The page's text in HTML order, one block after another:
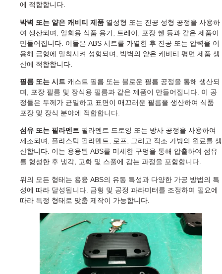
에 적합합니다.
박벽 또는 얕은 캐비티 제품 열성형 또는 진공 성형 공정을 사용하
여 생산되며, 일회용 식품 용기, 트레이, 포장 쉘 등과 같은 제품이
만들어집니다. 이들은 ABS 시트를 가열한 후 진공 또는 압력을 이
용해 금형에 밀착시켜 성형되며, 박벽의 얕은 캐비티 평면 제품 생
산에 적합합니다.
필름 또는 시트 캐스트 필름 또는 블로운 필름 공정을 통해 생산되
며, 포장 필름 및 장식용 필름과 같은 제품이 만들어집니다. 이 공
정들은 두께가 균일하고 표면이 매끄러운 필름을 생산하여 식품
포장 및 장식 분야에 적합합니다.
섬유 또는 필라멘트 필라멘트 드로잉 또는 방사 공정을 사용하여
제조되며, 플라스틱 필라멘트, 로프, 그리고 직조 가방의 원료를 생
산합니다. 이는 용융된 ABS를 미세한 구멍을 통해 압출하여 섬유
를 형성한 후 냉각, 고화 및 스풀에 감는 과정을 포함합니다.
위의 모든 형태는 용융 ABS의 유동 특성과 다양한 가공 방법의 특
성에 따라 달성됩니다. 금형 및 공정 파라미터를 조정하여 필요에
따라 특정 형태로 맞춤 제작이 가능합니다.